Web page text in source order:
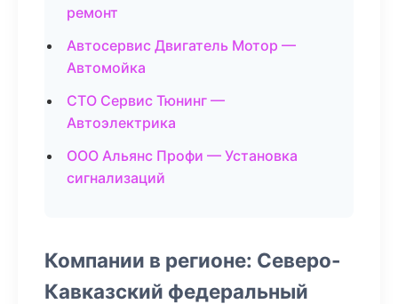
ремонт
Автосервис Двигатель Мотор —
Автомойка
СТО Сервис Тюнинг —
Автоэлектрика
ООО Альянс Профи — Установка
сигнализаций
Компании в регионе: Северо-
Кавказский федеральный